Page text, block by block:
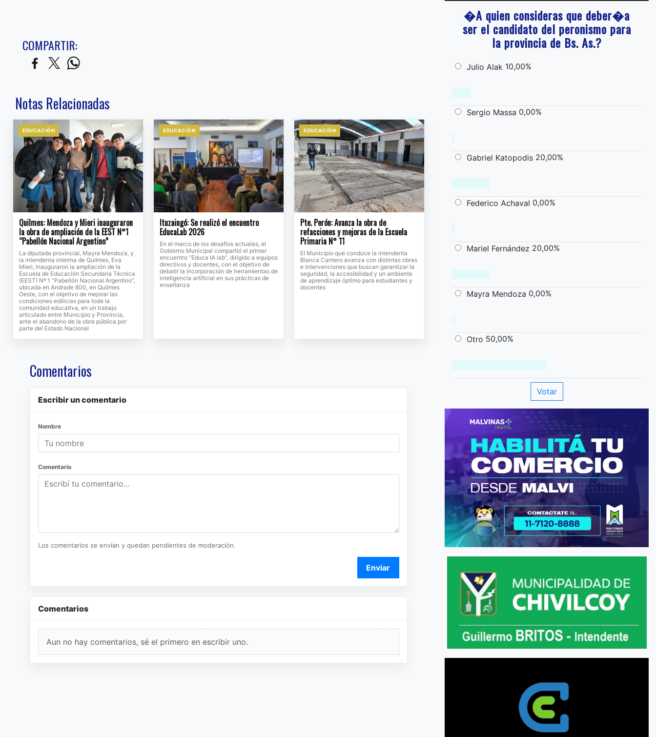
COMPARTIR:
Notas Relacionadas
EDUCACIÒN
Quilmes: Mendoza y Mieri inauguraron
la obra de ampliación de la EEST N°1
“Pabellón Nacional Argentino”
La diputada provincial, Mayra Mendoza, y
la intendenta interina de Quilmes, Eva
Mieri, inauguraron la ampliación de la
Escuela de Educación Secundaria Técnica
(EEST) Nº 1 “Pabellón Nacional Argentino”,
ubicada en Andrade 800, en Quilmes
Oeste, con el objetivo de mejorar las
condiciones edilicias para toda la
comunidad educativa, en un trabajo
articulado entre Municipio y Provincia,
ante el abandono de la obra pública por
parte del Estado Nacional
EDUCACIÒN
Ituzaingó: Se realizó el encuentro
EducaLab 2026
En el marco de los desafíos actuales, el
Gobierno Municipal compartió el primer
encuentro “Educa IA lab”, dirigido a equipos
directivos y docentes, con el objetivo de
debatir la incorporación de herramientas de
inteligencia artificial en sus prácticas de
enseñanza
EDUCACIÒN
Pte. Perón: Avanza la obra de
refacciones y mejoras de la Escuela
Primaria N° 11
El Municipio que conduce la intendenta
Blanca Cantero avanza con distintas obras
e intervenciones que buscan garantizar la
seguridad, la accesibilidad y un ambiente
de aprendizaje óptimo para estudiantes y
docentes
Comentarios
Escribir un comentario
Nombre
Comentario
Los comentarios se envían y quedan pendientes de moderación.
Enviar
Comentarios
Aun no hay comentarios, sé el primero en escribir uno.
�A quien consideras que deber�a
ser el candidato del peronismo para
la provincia de Bs. As.?
Julio Alak 10,00%
Sergio Massa 0,00%
Gabriel Katopodis 20,00%
Federico Achaval 0,00%
Mariel Fernández 20,00%
Mayra Mendoza 0,00%
Otro 50,00%